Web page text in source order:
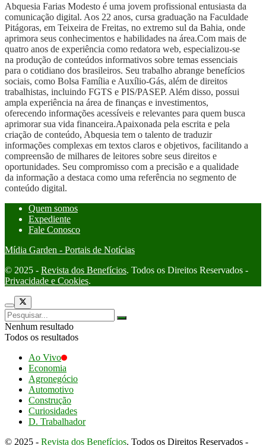
Abquesia Farias Modesto é uma jovem profissional entusiasta da
comunicação digital. Aos 22 anos, cursa graduação na Faculdade
Pitágoras, em Teixeira de Freitas, no extremo sul da Bahia, onde
aprimora seus conhecimentos e habilidades na área.Com mais de
quatro anos de experiência como redatora web, especializou-se
na produção de conteúdos informativos sobre temas essenciais
para o cotidiano dos brasileiros. Seu trabalho abrange benefícios
sociais, como Bolsa Família e Auxílio-Gás, além de direitos
trabalhistas, incluindo FGTS e PIS/PASEP. Além disso, possui
ampla experiência na área de finanças e investimentos,
oferecendo informações acessíveis e relevantes para quem busca
aprimorar sua vida financeira.Apaixonada pela escrita e pela
criação de conteúdo, Abquesia tem o talento de traduzir
informações complexas em textos claros e objetivos, facilitando a
compreensão de milhares de leitores sobre seus direitos e
oportunidades. Seu compromisso com a precisão e a qualidade
da informação a destaca como uma referência no segmento de
conteúdo digital.
Quem somos
Expediente
Fale Conosco
Mídia Garden - Portais de Notícias
© 2025 - Revista dos Benefícios. Todos os Direitos Reservados -
Privacidade e Cookies.
Nenhum resultado
Todos os resultados
Ao Vivo
Economia
Agronegócio
Automotivo
Construção
Curiosidades
D. Trabalhador
© 2025 - Revista dos Benefícios. Todos os Direitos Reservados -